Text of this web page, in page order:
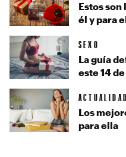
Estos
él y para
SEXO
La guía
este 14
ACTUALIDAD
Los
para ella